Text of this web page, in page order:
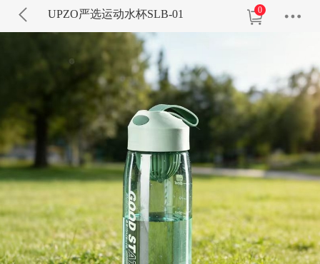
UPZO严选运动水杯SLB-01 0